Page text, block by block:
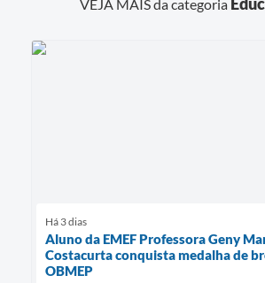
VEJA MAIS da categoria
Há 3 dias
Aluno da EMEF Professora Geny
Costacurta conquista medalha de
OBMEP